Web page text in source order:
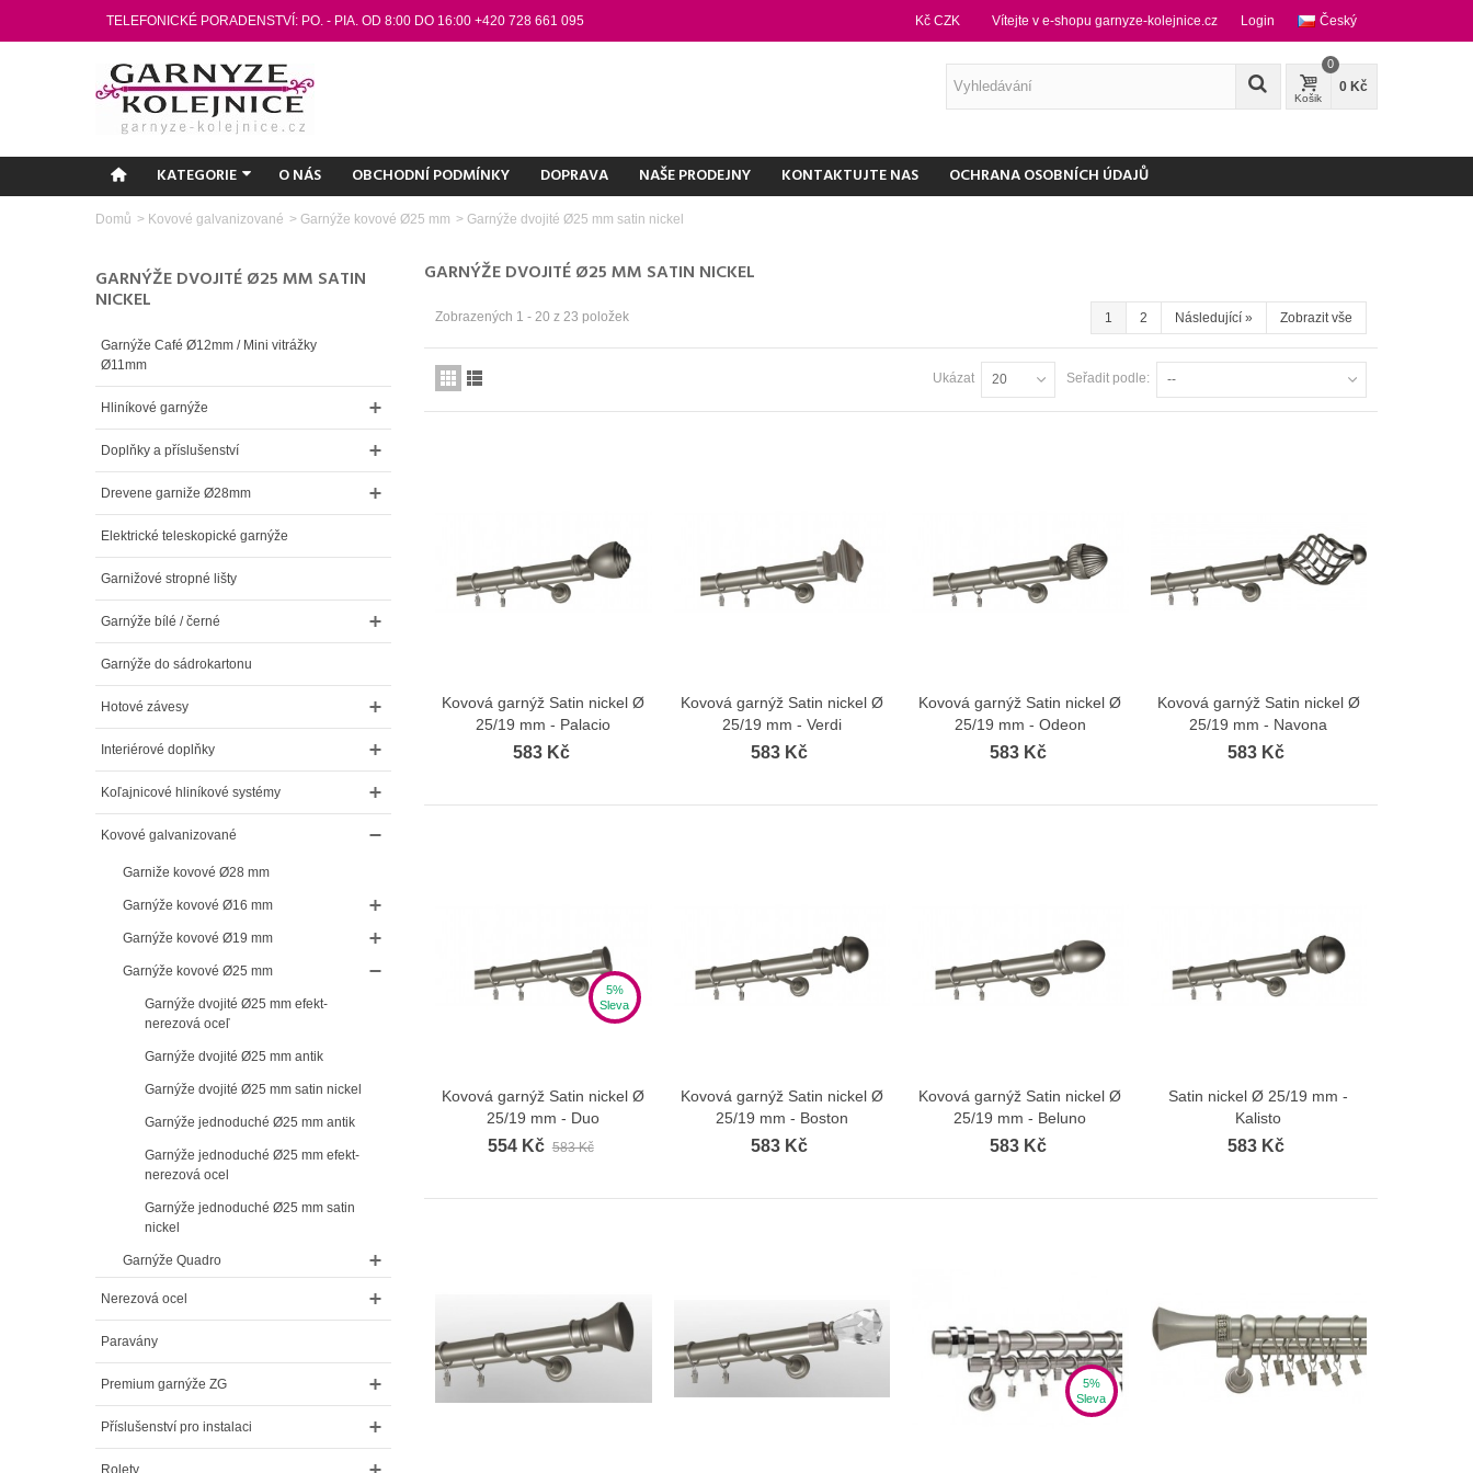
TELEFONICKÉ PORADENSTVÍ: PO. - PIA. OD 8:00 DO 16:00 +420 728 661 095 Český
Vítejte v e-shopu garnyze-kolejnice.cz Login
Kč CZK
Košik
0
0 Kč
KATEGORIE O NÁS OBCHODNÍ PODMÍNKY DOPRAVA NAŠE PRODEJNY KONTAKTUJTE NAS OCHRANA OSOBNÍCH ÚDAJŮ
Domů > Kovové galvanizované > Garnýže kovové Ø25 mm > Garnýže dvojité Ø25 mm satin nickel
GARNÝŽE DVOJITÉ Ø25 MM SATIN
NICKEL
Garnýže Café Ø12mm / Mini vitrážky
Ø11mm
Hliníkové garnýže
Doplňky a příslušenství
Drevene garniže Ø28mm
Elektrické teleskopické garnýže
Garnižové stropné lišty
Garnýže bílé / černé
Garnýže do sádrokartonu
Hotové závesy
Interiérové doplňky
Koľajnicové hliníkové systémy
Kovové galvanizované
Garniže kovové Ø28 mm
Garnýže kovové Ø16 mm
Garnýže kovové Ø19 mm
Garnýže kovové Ø25 mm
Garnýže dvojité Ø25 mm efekt-
nerezová oceľ
Garnýže dvojité Ø25 mm antik
Garnýže dvojité Ø25 mm satin nickel
Garnýže jednoduché Ø25 mm antik
Garnýže jednoduché Ø25 mm efekt-
nerezová ocel
Garnýže jednoduché Ø25 mm satin
nickel
Garnýže Quadro
Nerezová ocel
Paravány
Premium garnýže ZG
Příslušenství pro instalaci
Rolety
GARNÝŽE DVOJITÉ Ø25 MM SATIN NICKEL
1 2 Následující » Zobrazit vše
Zobrazených 1 - 20 z 23 položek
Seřadit podle: --
Ukázat 20
Zobrazit více
Kovová garnýž Satin nickel Ø
25/19 mm - Palacio
583 Kč
Zobrazit více
Kovová garnýž Satin nickel Ø
25/19 mm - Verdi
583 Kč
Zobrazit více
Kovová garnýž Satin nickel Ø
25/19 mm - Odeon
583 Kč
Zobrazit více
Kovová garnýž Satin nickel Ø
25/19 mm - Navona
583 Kč
5%
Sleva
Zobrazit více
Kovová garnýž Satin nickel Ø
25/19 mm - Duo
554 Kč 583 Kč
Zobrazit více
Kovová garnýž Satin nickel Ø
25/19 mm - Boston
583 Kč
Zobrazit více
Kovová garnýž Satin nickel Ø
25/19 mm - Beluno
583 Kč
Zobrazit více
Satin nickel Ø 25/19 mm -
Kalisto
583 Kč
5%
Sleva